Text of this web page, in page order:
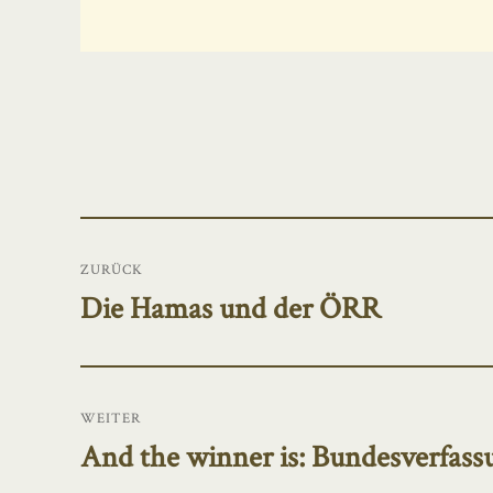
ZURÜCK
Vorheriger
Die Hamas und der ÖRR
WEITER
Nächster
And the winner is: